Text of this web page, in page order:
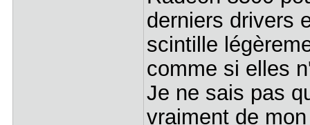
derniers drivers
scintille
comme si elles
Je ne sais pas
vraiment de